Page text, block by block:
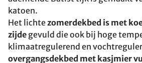
katoen.
Het lichtezomerdekbed is met
zijde gevuld die ook bij hoge
klimaatregulerend en
overgangsdekbed met kasjmier